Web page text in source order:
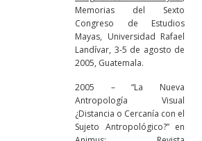
Memorias del Sexto
Congreso de Estudios
Mayas, Universidad Rafael
Landívar, 3-5 de agosto de
2005, Guatemala.
2005 – “La Nueva
Antropología Visual
¿Distancia o Cercanía con el
Sujeto Antropológico?” en